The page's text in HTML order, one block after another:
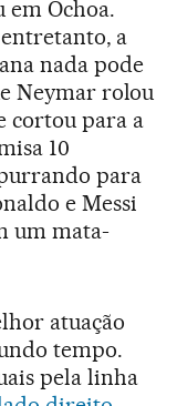
Ochoa.
a
nada pode
Neymar rolou
cortou para a
10
para
e Messi
um mata-
atuação
tempo.
pela linha